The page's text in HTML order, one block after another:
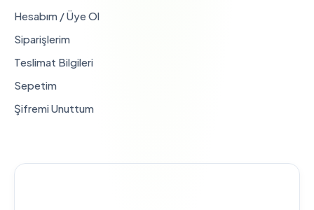
Hesabım / Üye Ol
Siparişlerim
Teslimat Bilgileri
Sepetim
Şifremi Unuttum